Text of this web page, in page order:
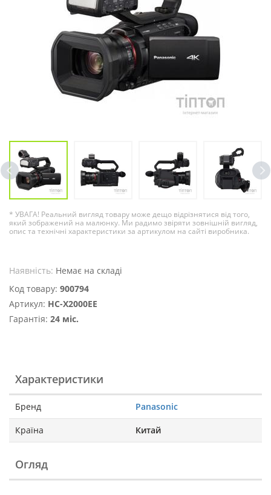
* УВАГА! Реальний вигляд товару може дещо відрізнятися від того,
який зображений на малюнку. Ми радимо звіряти зовнішній вигляд,
опис та технічні характеристики за артикулом на сайті виробника.
Наявність: Немає на складі
Код товару: 900794
Артикул: HC-X2000EE
Гарантія: 24 міс.
Характеристики
Бренд Panasonic
Країна Китай
Огляд